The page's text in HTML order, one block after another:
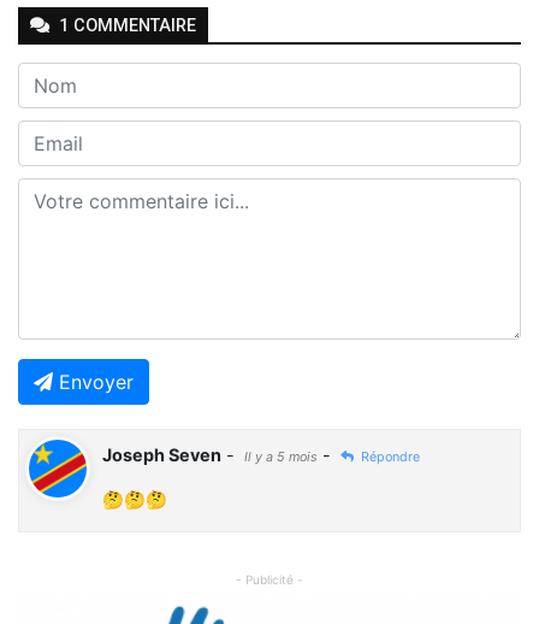
1 COMMENTAIRE
Envoyer
Joseph Seven - Il y a 5 mois - Répondre
🤔🤔🤔
- Publicité -